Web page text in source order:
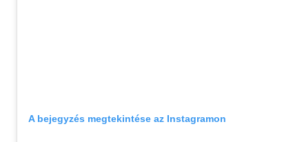
A bejegyzés megtekintése az Instagramon